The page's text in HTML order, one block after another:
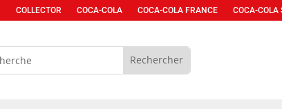
COLLECTOR COCA-COLA COCA-COLA FRANCE COCA-COLA